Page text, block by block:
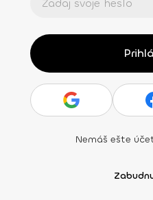
Nemáš ešte